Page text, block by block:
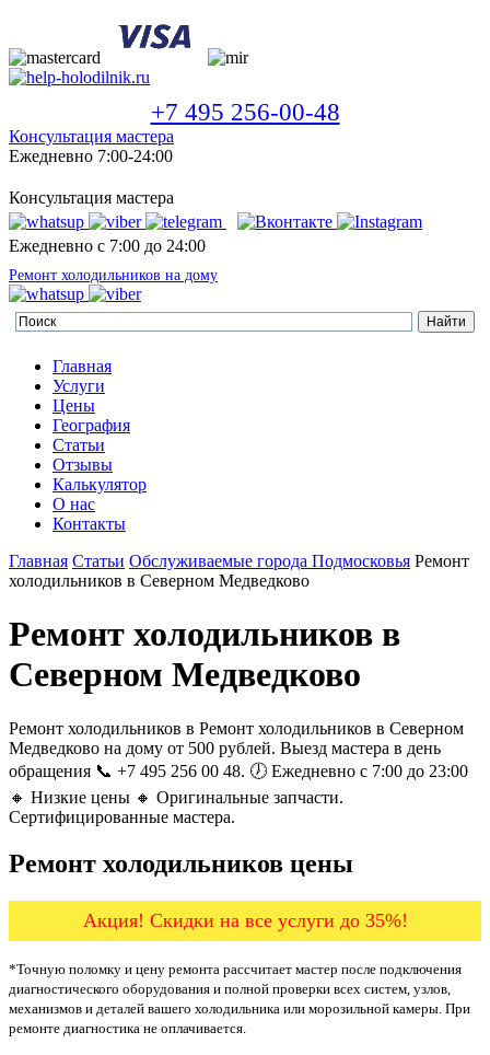
+7 495 256-00-48
Консультация мастера
Ежедневно 7:00-24:00
Консультация мастера
Ежедневно с 7:00 до 24:00
Ремонт холодильников на дому
Главная
Услуги
Цены
География
Статьи
Отзывы
Калькулятор
О нас
Контакты
Главная Статьи Обслуживаемые города Подмосковья Ремонт
холодильников в Северном Медведково
Ремонт холодильников в
Северном Медведково
Ремонт холодильников в Ремонт холодильников в Северном
Медведково на дому от 500 рублей. Выезд мастера в день
обращения 📞 +7 495 256 00 48. 🕖 Ежедневно с 7:00 до 23:00
🔸 Низкие цены 🔸 Оригинальные запчасти.
Сертифицированные мастера.
Ремонт холодильников цены
Акция! Скидки на все услуги до 35%!
*Точную поломку и цену ремонта рассчитает мастер после подключения
диагностического оборудования и полной проверки всех систем, узлов,
механизмов и деталей вашего холодильника или морозильной камеры. При
ремонте диагностика не оплачивается.